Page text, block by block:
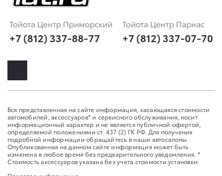
Тойота Центр Приморский
+7 (812) 337-88-77
Тойота Центр Парнас
+7 (812) 337-07-70
Вся представленная на сайте информация, касающаяся стоимости
автомобилей, аксессуаров* и сервисного обслуживания, носит
информационный характер и не является публичной офертой,
определяемой положениями ст. 437 (2) ГК РФ. Для получения
подробной информации обращайтесь в наши автосалоны.
Опубликованная на данном сайте информация может быть
изменена в любое время без предварительного уведомления. *
Стоимость аксессуаров указана без учета стоимости установки.